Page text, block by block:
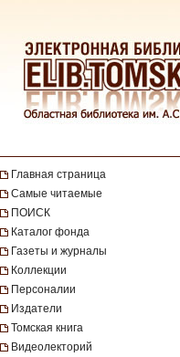
Главная страница
Самые читаемые
ПОИСК
Каталог фонда
Газеты и журналы
Коллекции
Персоналии
Издатели
Томская книга
Видеолекторий